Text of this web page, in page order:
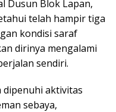
Dusun Blok Lapan,
telah hampir tiga
kondisi saraf
dirinya mengalami
sendiri.
dipenuhi aktivitas
sebaya,